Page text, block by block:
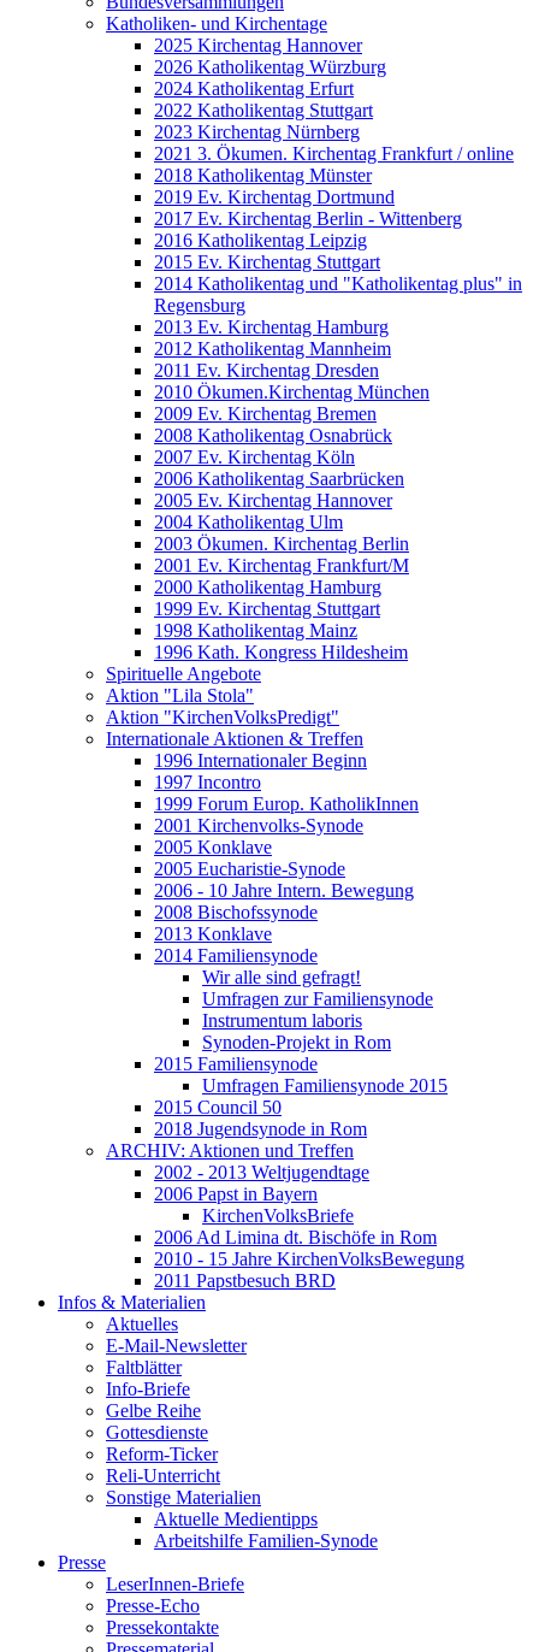
Katholiken- und Kirchentage
2025 Kirchentag Hannover
2026 Katholikentag Würzburg
2024 Katholikentag Erfurt
2022 Katholikentag Stuttgart
2023 Kirchentag Nürnberg
2021 3. Ökumen. Kirchentag Frankfurt / online
2018 Katholikentag Münster
2019 Ev. Kirchentag Dortmund
2017 Ev. Kirchentag Berlin - Wittenberg
2016 Katholikentag Leipzig
2015 Ev. Kirchentag Stuttgart
2014 Katholikentag und "Katholikentag plus" in
Regensburg
2013 Ev. Kirchentag Hamburg
2012 Katholikentag Mannheim
2011 Ev. Kirchentag Dresden
2010 Ökumen.Kirchentag München
2009 Ev. Kirchentag Bremen
2008 Katholikentag Osnabrück
2007 Ev. Kirchentag Köln
2006 Katholikentag Saarbrücken
2005 Ev. Kirchentag Hannover
2004 Katholikentag Ulm
2003 Ökumen. Kirchentag Berlin
2001 Ev. Kirchentag Frankfurt/M
2000 Katholikentag Hamburg
1999 Ev. Kirchentag Stuttgart
1998 Katholikentag Mainz
1996 Kath. Kongress Hildesheim
Spirituelle Angebote
Aktion "Lila Stola"
Aktion "KirchenVolksPredigt"
Internationale Aktionen & Treffen
1996 Internationaler Beginn
1997 Incontro
1999 Forum Europ. KatholikInnen
2001 Kirchenvolks-Synode
2005 Konklave
2005 Eucharistie-Synode
2006 - 10 Jahre Intern. Bewegung
2008 Bischofssynode
2013 Konklave
2014 Familiensynode
Wir alle sind gefragt!
Umfragen zur Familiensynode
Instrumentum laboris
Synoden-Projekt in Rom
2015 Familiensynode
Umfragen Familiensynode 2015
2015 Council 50
2018 Jugendsynode in Rom
ARCHIV: Aktionen und Treffen
2002 - 2013 Weltjugendtage
2006 Papst in Bayern
KirchenVolksBriefe
2006 Ad Limina dt. Bischöfe in Rom
2010 - 15 Jahre KirchenVolksBewegung
2011 Papstbesuch BRD
Infos & Materialien
Aktuelles
E-Mail-Newsletter
Faltblätter
Info-Briefe
Gelbe Reihe
Gottesdienste
Reform-Ticker
Reli-Unterricht
Sonstige Materialien
Aktuelle Medientipps
Arbeitshilfe Familien-Synode
Presse
LeserInnen-Briefe
Presse-Echo
Pressekontakte